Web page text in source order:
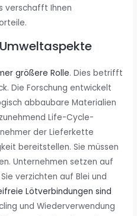
verschafft Ihnen
größere Rolle. Dies betrifft
Die Forschung entwickelt
abbaubare Materialien
Life-Cycle-
der Lieferkette
bereitstellen. Sie müssen
Unternehmen setzen auf
verzichten auf Blei und
Lötverbindungen sind
und Wiederverwendung